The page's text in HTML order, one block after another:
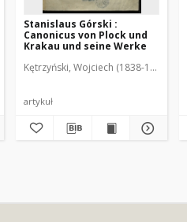
Stanislaus Górski :
Canonicus von Plock und
Krakau und seine Werke
Kętrzyński, Wojciech (1838-1918)
artykuł